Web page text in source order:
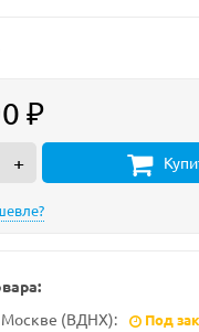
₽
+
Москве (ВДНХ):
Под